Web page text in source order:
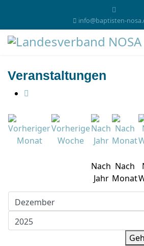
info@baptisten-
Veranstaltungen
Nach
Jahr
Nach
Monat